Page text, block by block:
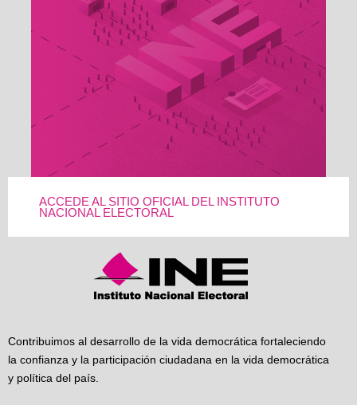
ACCEDE AL SITIO OFICIAL DEL INSTITUTO
NACIONAL ELECTORAL
Contribuimos al desarrollo de la vida democrática fortaleciendo
la confianza y la participación ciudadana en la vida democrática
y política del país.